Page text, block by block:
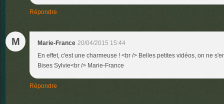
Répondre
M Marie-France 20/04/2015 15:44
En effet, c'est une charmeuse ! <br /> Belles petites vidéos, on ne
Bises Sylvie<br /> Marie-France
Répondre